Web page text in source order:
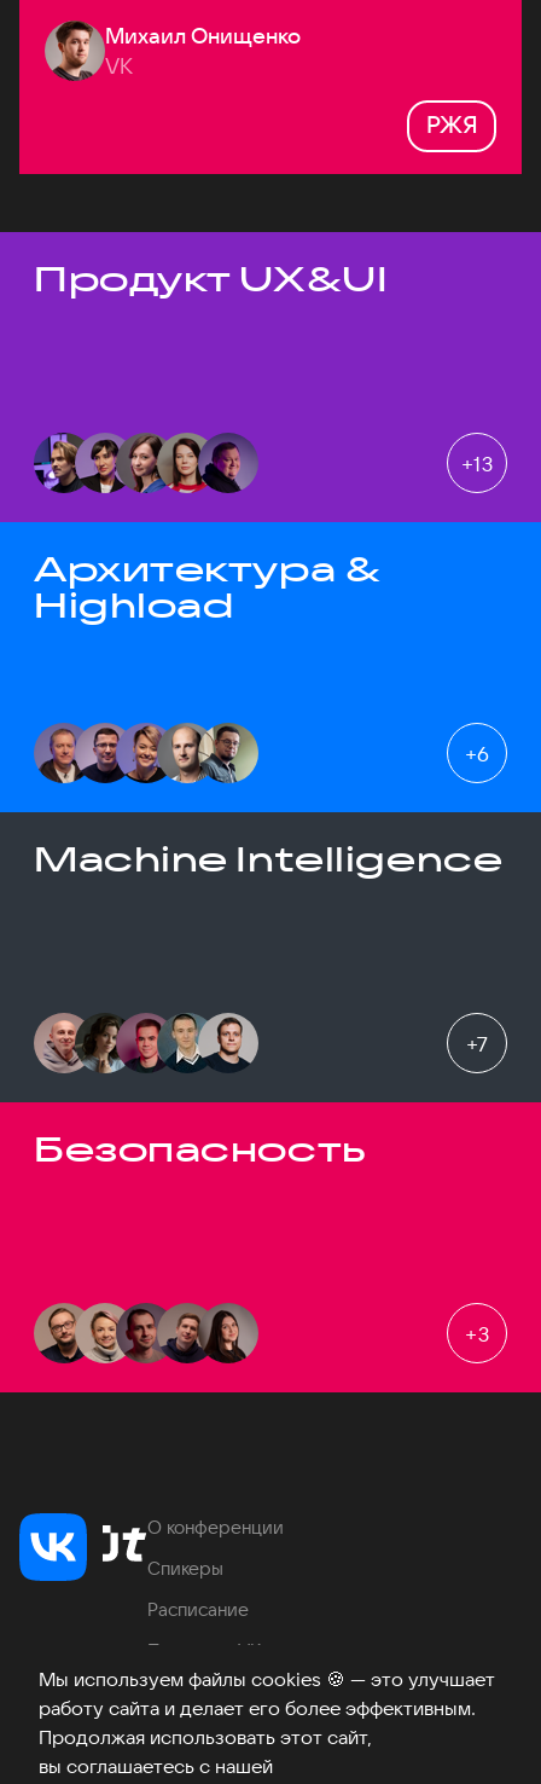
Мы используем файлы cookies 🍪 — это улучшает
работу сайта и делает его более эффективным.
Продолжая использовать этот сайт,
вы соглашаетесь с нашей
Михаил Онищенко
VK
РЖЯ
Темы докладов
Продукт UX&UI
+13
Архитектура &
Highload
+6
Machine Intelligence
+7
Безопасность
+3
О конференции
Спикеры
Расписание
Продукты VK
Место проведения
Часто задаваемые вопросы